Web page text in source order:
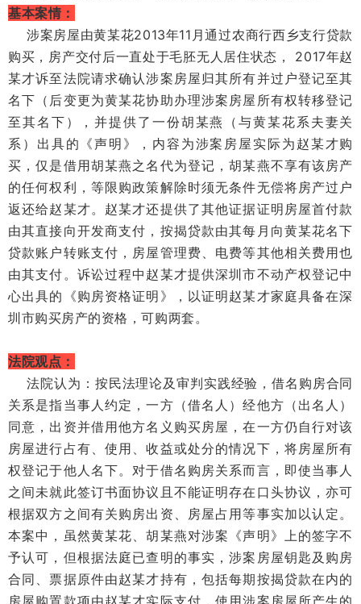
基本案情：
涉案房屋由黄某花2013年11月通过农商行西乡支行贷款
购买，房产交付后一直处于毛胚无人居住状态， 2017年赵
某才诉至法院请求确认涉案房屋归其所有并过户登记至其
名下（后变更为黄某花协助办理涉案房屋所有权转移登记
至其名下），并提供了一份胡某燕（与黄某花系夫妻关
系）出具的《声明》，内容为涉案房屋实际为赵某才购
买，仅是借用胡某燕之名代为登记，胡某燕不享有该房产
的任何权利，等限购政策解除时须无条件无偿将房产过户
返还给赵某才。赵某才还提供了其他证据证明房屋首付款
由其直接向开发商支付，按揭贷款由其每月向黄某花名下
贷款账户转账支付，房屋管理费、电费等其他相关费用也
由其支付。诉讼过程中赵某才提供深圳市不动产权登记中
心出具的《购房资格证明》，以证明赵某才家庭具备在深
圳市购买房产的资格，可购两套。
法院观点：
法院认为：按民法理论及审判实践经验，借名购房合同
关系是指当事人约定，一方（借名人）经他方（出名人）
同意，出资并借用他方名义购买房屋，在一方仍自行对该
房屋进行占有、使用、收益或处分的情况下，将房屋所有
权登记于他人名下。对于借名购房关系而言，即使当事人
之间未就此签订书面协议且不能证明存在口头协议，亦可
根据双方之间有关购房出资、房屋占用等事实加以认定。
本案中，虽然黄某花、胡某燕对涉案《声明》上的签字不
予认可，但根据法庭已查明的事实，涉案房屋钥匙及购房
合同、票据原件由赵某才持有，包括每期按揭贷款在内的
房屋购置款项由赵某才实际支付，使用涉案房屋所产生的